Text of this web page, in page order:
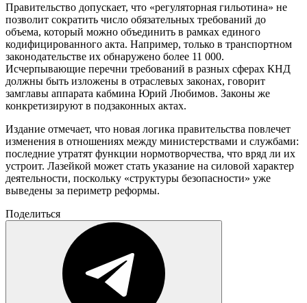
Правительство допускает, что «регуляторная гильотина» не
позволит сократить число обязательных требований до
объема, который можно объединить в рамках единого
кодифицированного акта. Например, только в транспортном
законодательстве их обнаружено более 11 000.
Исчерпывающие перечни требований в разных сферах КНД
должны быть изложены в отраслевых законах, говорит
замглавы аппарата кабмина Юрий Любимов. Законы же
конкретизируют в подзаконных актах.
Издание отмечает, что новая логика правительства повлечет
изменения в отношениях между министерствами и службами:
последние утратят функции нормотворчества, что вряд ли их
устроит. Лазейкой может стать указание на силовой характер
деятельности, поскольку «структуры безопасности» уже
выведены за периметр реформы.
Поделиться